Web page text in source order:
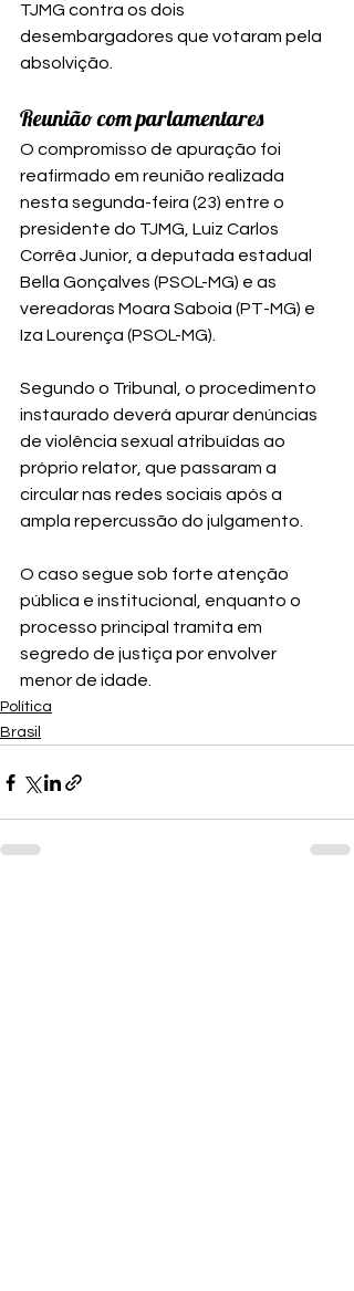
TJMG contra os dois
desembargadores que votaram pela
absolvição.
Reunião com parlamentares
O compromisso de apuração foi
reafirmado em reunião realizada
nesta segunda-feira (23) entre o
presidente do TJMG, Luiz Carlos
Corrêa Junior, a deputada estadual
Bella Gonçalves (PSOL-MG) e as
vereadoras Moara Saboia (PT-MG) e
Iza Lourença (PSOL-MG).
Segundo o Tribunal, o procedimento
instaurado deverá apurar denúncias
de violência sexual atribuídas ao
próprio relator, que passaram a
circular nas redes sociais após a
ampla repercussão do julgamento.
O caso segue sob forte atenção
pública e institucional, enquanto o
processo principal tramita em
segredo de justiça por envolver
menor de idade.
Política
Brasil